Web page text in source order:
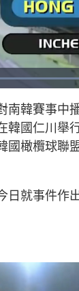
L
o
e
d
4
1
.
6
南韓賽事中
韓國仁川舉
國橄欖球聯
日就事件作